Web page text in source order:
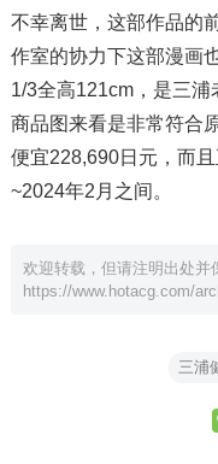
不幸离世，这部作品的
作室的协力下这部漫画
1/3全高121cm，是三
商品图来看是非常符合
便宜228,690日元，而
~2024年2月之间。
欢迎转载，但请注明出处并
https://www.hotacg.com/
三浦